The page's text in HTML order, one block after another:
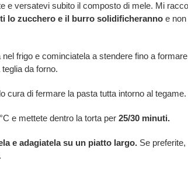
e versatevi subito il composto di mele. Mi
lo zucchero e il burro solidificherannoe non
frigo e cominciatela a stendere fino a
da forno.
cura di fermare la pasta tutta intorno al tegame.
e mettete dentro la torta per25/30 minuti.
e adagiatela su un piatto largo.Se preferite,